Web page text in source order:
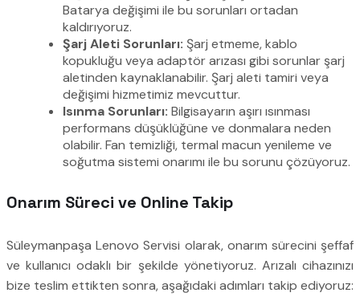
Batarya değişimi ile bu sorunları ortadan
kaldırıyoruz.
Şarj Aleti Sorunları: Şarj etmeme, kablo
kopukluğu veya adaptör arızası gibi sorunlar şarj
aletinden kaynaklanabilir. Şarj aleti tamiri veya
değişimi hizmetimiz mevcuttur.
Isınma Sorunları: Bilgisayarın aşırı ısınması
performans düşüklüğüne ve donmalara neden
olabilir. Fan temizliği, termal macun yenileme ve
soğutma sistemi onarımı ile bu sorunu çözüyoruz.
Onarım Süreci ve Online Takip
Süleymanpaşa Lenovo Servisi olarak, onarım sürecini şeffaf
ve kullanıcı odaklı bir şekilde yönetiyoruz. Arızalı cihazınızı
bize teslim ettikten sonra, aşağıdaki adımları takip ediyoruz: